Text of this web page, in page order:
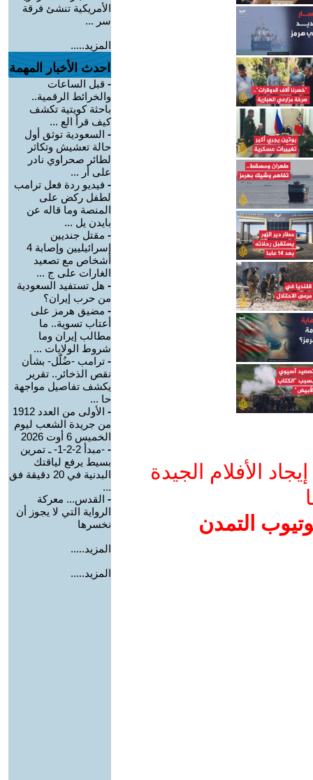
الأفلام الجيدة
التمدن
الأمريكية تنشئ فرقة
سر ...
المزيد.....
احدث الأخبار المهمة
- قبل الساعات
والخرائط الرقمية..
باحثة كويتية تكشف
كيف قرأ الع ...
- السعودية توثق أول
حالة تعشيش وتكاثر
لطائر صحراوي نادر
على أر ...
- فيديو ردة فعل ترامب
لطفل ركض على
المنصة وما قاله عن
بايدن يل ...
- مقتل جنديين
إسرائيليين وإصابة 4
أشخاص مع تصعيد
الغارات على ج ...
- هل تستفيد السعودية
من حرب إيران؟
- مضيق هرمز على
أعتاب تسوية.. ما
مطالب إيران وما
شروط الولايات ...
- ترامب -ضُلّل- بشأن
نقص الذخائر.. تقرير
يكشف تفاصيل مواجهة
حا ...
-
الأولى من العدد 1912
من جريدة الشعب ليوم
الخميس 6 أوت 2026
-
-مبدأ 2-2-1- ـ تمرين
بسيط يرفع لياقتك
البدنية في 20 دقيقة فق
...
- القدس... معركة
الرواية التي لا يجوز أن
نخسرها
المزيد.....
المزيد.....